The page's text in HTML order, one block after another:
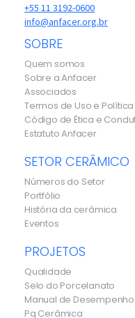
+55 11 3192-0600
info@anfacer.org.br
SOBRE
Quem somos
Sobre a Anfacer
Associados
Termos de Uso e
Código de Ética e
Estatuto Anfacer
SETOR CERÂMICO
Números do Setor
Portfólio
História da cerâmica
Eventos
PROJETOS
Qualidade
Selo do Porcelanato
Manual de Desempenho
Pq Cerâmica